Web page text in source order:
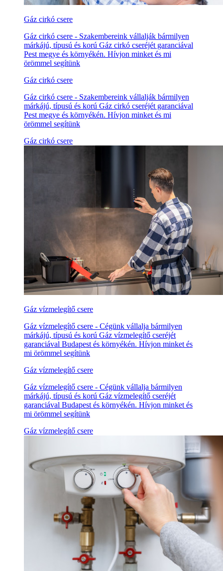
Gáz cirkó csere
Gáz cirkó csere - Szakembereink vállalják bármilyen
márkájú, típusú és korú Gáz cirkó cseréjét garanciával
Pest megye és környékén. Hívjon minket és mi
örömmel segítünk
Gáz cirkó csere
Gáz cirkó csere - Szakembereink vállalják bármilyen
márkájú, típusú és korú Gáz cirkó cseréjét garanciával
Pest megye és környékén. Hívjon minket és mi
örömmel segítünk
Gáz cirkó csere
Gáz vízmelegítő csere
Gáz vízmelegítő csere - Cégünk vállalja bármilyen
márkájú, típusú és korú Gáz vízmelegítő cseréjét
garanciával Budapest és környékén. Hívjon minket és
mi örömmel segítünk
Gáz vízmelegítő csere
Gáz vízmelegítő csere - Cégünk vállalja bármilyen
márkájú, típusú és korú Gáz vízmelegítő cseréjét
garanciával Budapest és környékén. Hívjon minket és
mi örömmel segítünk
Gáz vízmelegítő csere